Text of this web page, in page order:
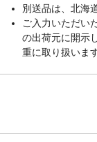
別送品は、北海
ご入力いただい
の出荷元に開示
重に取り扱います